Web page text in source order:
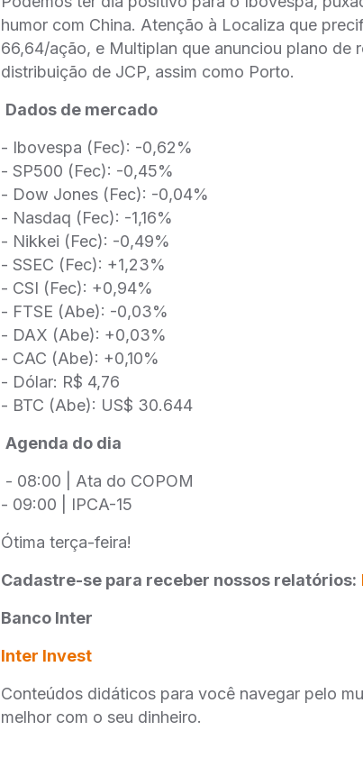
humor com China. Atenção à Localiza que
66,64/ação, e Multiplan que anunciou plano de
distribuição de JCP, assim como Porto.
Dados de mercado
- Ibovespa (Fec): -0,62%
- SP500 (Fec): -0,45%
- Dow Jones (Fec): -0,04%
- Nasdaq (Fec): -1,16%
- Nikkei (Fec): -0,49%
- SSEC (Fec): +1,23%
- CSI (Fec): +0,94%
- FTSE (Abe): -0,03%
- DAX (Abe): +0,03%
- CAC (Abe): +0,10%
- Dólar: R$ 4,76
- BTC (Abe): US$ 30.644
Agenda do dia
- 08:00 | Ata do COPOM
- 09:00 | IPCA-15
Ótima terça-feira!
Cadastre-se para receber nossos relatórios:
Banco Inter
Inter Invest
Conteúdos didáticos para você navegar pelo
melhor com o seu dinheiro.